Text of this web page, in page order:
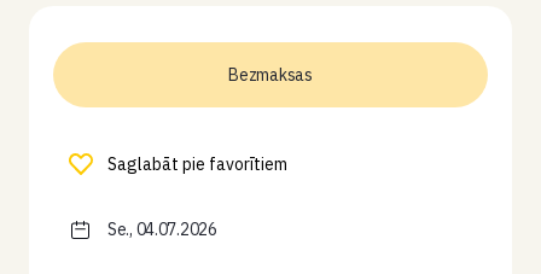
Bezmaksas
Saglabāt pie favorītiem
Se., 04.07.2026